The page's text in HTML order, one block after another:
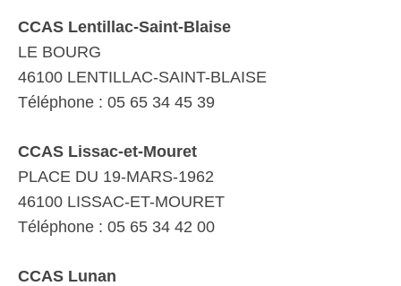
CCAS Lentillac-Saint-Blaise
LE BOURG
46100 LENTILLAC-SAINT-BLAISE
Téléphone : 05 65 34 45 39
CCAS Lissac-et-Mouret
PLACE DU 19-MARS-1962
46100 LISSAC-ET-MOURET
Téléphone : 05 65 34 42 00
CCAS Lunan